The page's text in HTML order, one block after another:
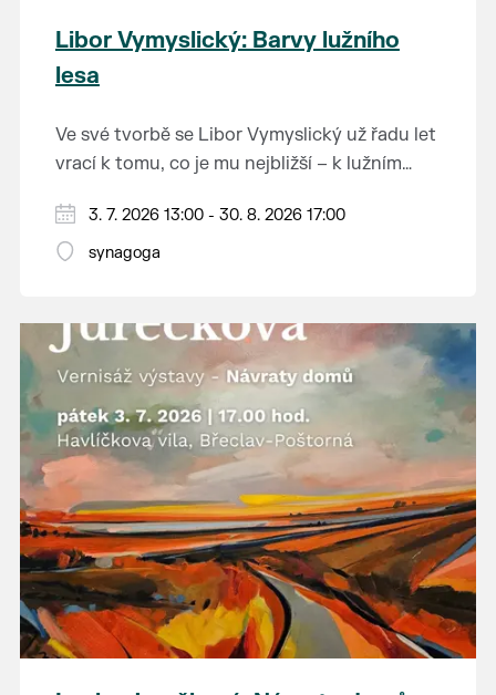
Libor Vymyslický: Barvy lužního
lesa
Ve své tvorbě se Libor Vymyslický už řadu let
vrací k tomu, co je mu nejbližší – k lužním
jižního Pomoraví. Jeho obrazy zachycují
místa, která možná dobře znáte z vlastních
3. 7. 2026 13:00 - 30. 8. 2026 17:00
synagoga